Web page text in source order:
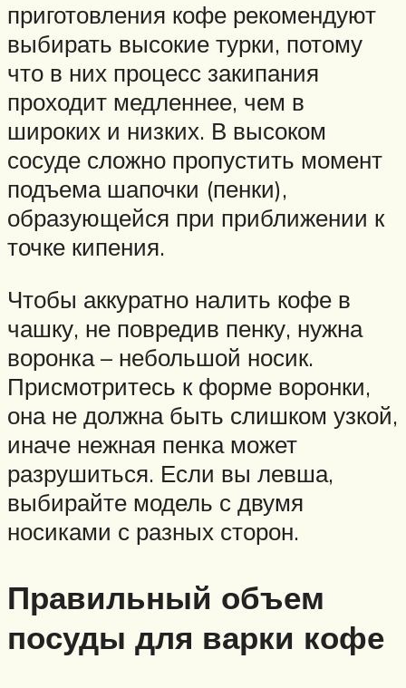
приготовления кофе рекомендуют
выбирать высокие турки, потому
что в них процесс закипания
проходит медленнее, чем в
широких и низких. В высоком
сосуде сложно пропустить момент
подъема шапочки (пенки),
образующейся при приближении к
точке кипения.
Чтобы аккуратно налить кофе в
чашку, не повредив пенку, нужна
воронка – небольшой носик.
Присмотритесь к форме воронки,
она не должна быть слишком узкой,
иначе нежная пенка может
разрушиться. Если вы левша,
выбирайте модель с двумя
носиками с разных сторон.
Правильный объем
посуды для варки кофе